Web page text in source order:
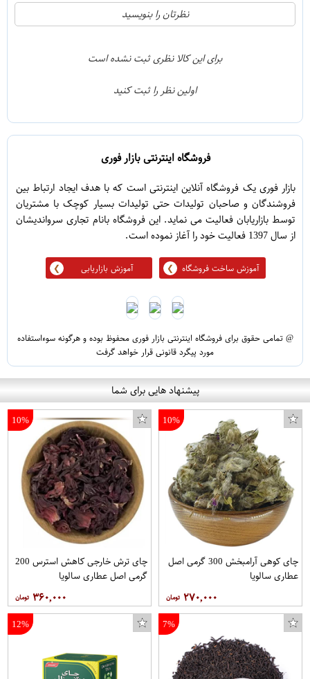
21
1
نظرتان را بنویسید
برای این کالا نظری ثبت نشده است
اولین نظر را ثبت کنید
فروشگاه اینترنتی بازار فوری
بازار فوری یک فروشگاه آنلاین اینترنتی است که با هدف ایجاد ارتباط بین
فروشندگان و صاحبان تولیدات حتی تولیدات بسیار کوچک با مشتریان
توسط بازاریابان فعالیت می نماید. این فروشگاه بانام تجاری سرواندیشان
از سال 1397 فعالیت خود را آغاز نموده است.
آموزش ساخت فروشگاه آموزش بازاریابی
@ تمامی حقوق برای فروشگاه اینترنتی بازار فوری محفوظ بوده و هرگونه سوءاستفاده
مورد پیگرد قانونی قرار خواهد گرفت
پیشنهاد هایی برای شما
10%
چای کوهی آرامبخش 300 گرمی اصل
عطاری سالویا
۲۷۰,۰۰۰
10%
چای ترش خارجی کاهش استرس 200
گرمی اصل عطاری سالویا
۳۶۰,۰۰۰
7%
12%